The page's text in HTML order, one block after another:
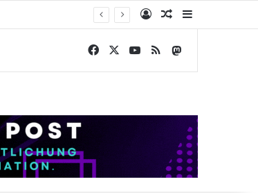
AnmeldenZufälliger
Facebook YouTube
RSS